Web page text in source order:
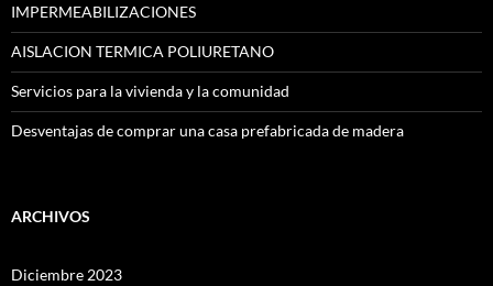
IMPERMEABILIZACIONES
AISLACION TERMICA POLIURETANO
Servicios para la vivienda y la comunidad
Desventajas de comprar una casa prefabricada de madera
ARCHIVOS
Diciembre 2023